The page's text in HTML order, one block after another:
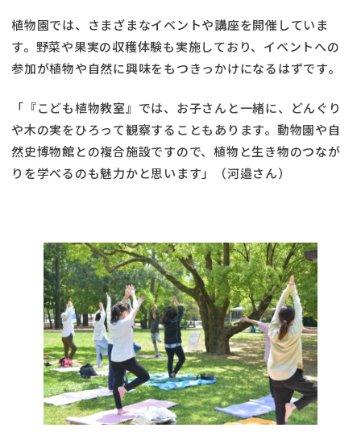
植物園では、さまざまなイベントや講座を開催していま
す。野菜や果実の収穫体験も実施しており、イベントへの
参加が植物や自然に興味をもつきっかけになるはずです。
「『こども植物教室』では、お子さんと一緒に、どんぐり
や木の実をひろって観察することもあります。動物園や自
然史博物館との複合施設ですので、植物と生き物のつなが
りを学べるのも魅力かと思います」（河邉さん）